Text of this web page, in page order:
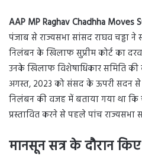
AAP MP Raghav Chadhha Moves
पंजाब से राज्यसभा सांसद राघव चड्ढा
निलंबन के खिलाफ सुप्रीम कोर्ट का
उनके खिलाफ विशेषाधिकार समिति की
अगस्त, 2023 को संसद के ऊपरी सदन से
निलंबन की वजह में बताया गया था
प्रस्तावित करने से पहले पांच राज्यसभा
मानसून सत्र के दौरान